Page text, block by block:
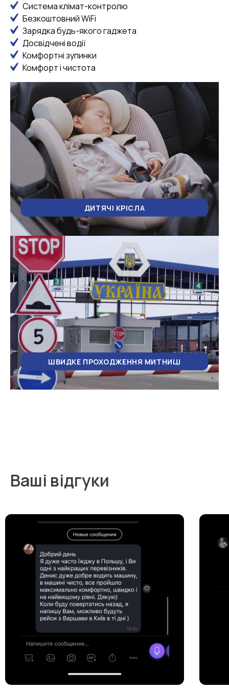
Система клімат-контролю
Безкоштовний WiFi
Зарядка будь-якого гаджета
Досвідчені водії
Комфортні зупинки
Комфорт і чистота
ДИТЯЧІ КРІСЛА
ШВИДКЕ ПРОХОДЖЕННЯ МИТНИЦІ
Ваші відгуки